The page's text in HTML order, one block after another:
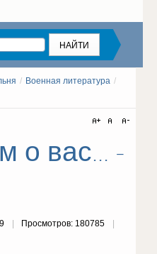
/ Военная литература /
о вас... -
Просмотров: 180785